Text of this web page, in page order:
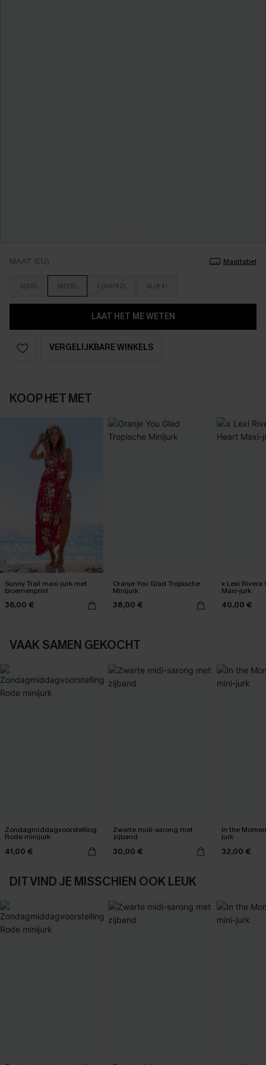
MAAT (EU) Maattabel
S(36) M(38) L(40/42) XL(44)
LAAT HET ME WETEN
VERGELIJKBARE WINKELS
KOOP HET MET
Sunny Trail maxi-jurk met
bloemenprint
36,00 €
Oranje You Glad Tropische
Minijurk
38,00 €
x Lexi Rivera
Maxi-jurk
40,00 €
VAAK SAMEN GEKOCHT
Zondagmiddagvoorstelling
Rode minijurk
41,00 €
Zwarte midi-sarong met
zijband
30,00 €
In the
jurk
32,00 €
DIT VIND JE MISSCHIEN OOK LEUK